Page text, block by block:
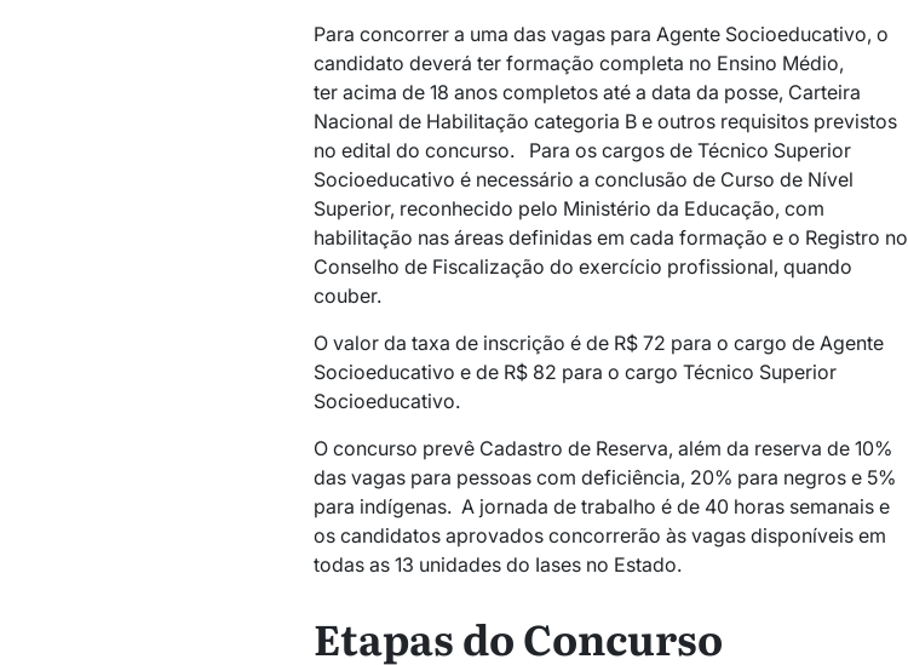
Para concorrer a uma das vagas para Agente Socioeducativo, o
candidato deverá ter formação completa no Ensino Médio,
ter acima de 18 anos completos até a data da posse, Carteira
Nacional de Habilitação categoria B e outros requisitos previstos
no edital do concurso. Para os cargos de Técnico Superior
Socioeducativo é necessário a conclusão de Curso de Nível
Superior, reconhecido pelo Ministério da Educação, com
habilitação nas áreas definidas em cada formação e o Registro no
Conselho de Fiscalização do exercício profissional, quando
couber.
O valor da taxa de inscrição é de R$ 72 para o cargo de Agente
Socioeducativo e de R$ 82 para o cargo Técnico Superior
Socioeducativo.
O concurso prevê Cadastro de Reserva, além da reserva de 10%
das vagas para pessoas com deficiência, 20% para negros e 5%
para indígenas. A jornada de trabalho é de 40 horas semanais e
os candidatos aprovados concorrerão às vagas disponíveis em
todas as 13 unidades do Iases no Estado.
Etapas do Concurso